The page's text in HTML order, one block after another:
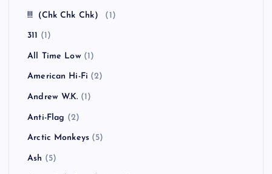
!!!（Chk Chk Chk） (1)
311 (1)
All Time Low(1)
American Hi-Fi (2)
Andrew W.K. (1)
Anti-Flag (2)
Arctic Monkeys (5)
Ash (5)